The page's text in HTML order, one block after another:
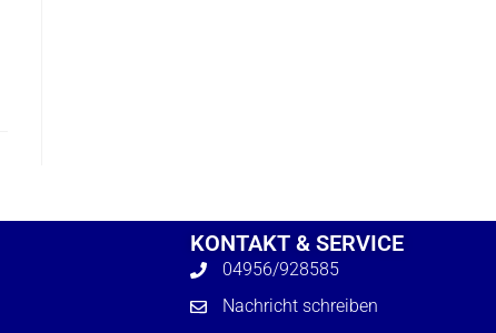
KONTAKT & SERVICE
04956/928585
Nachricht schreiben
Formulare